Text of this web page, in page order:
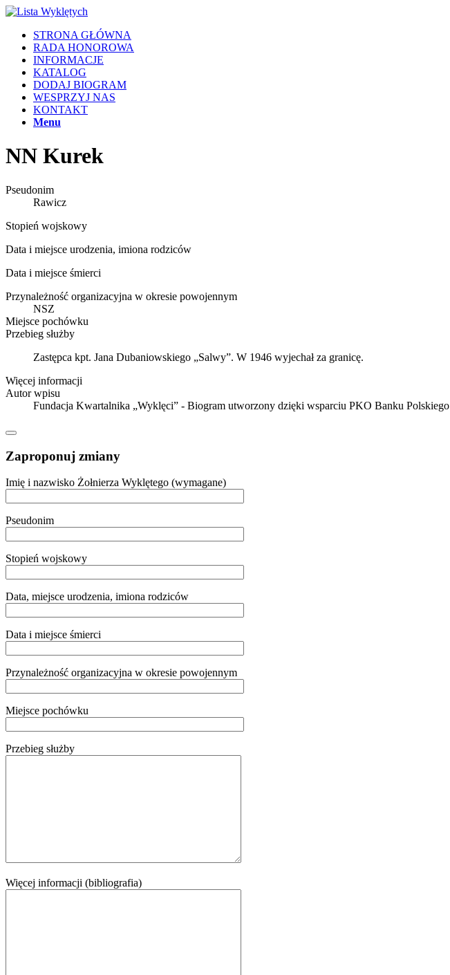
STRONA GŁÓWNA
RADA HONOROWA
INFORMACJE
KATALOG
DODAJ BIOGRAM
WESPRZYJ NAS
KONTAKT
Menu
NN Kurek
Pseudonim
Rawicz
Stopień wojskowy
Data i miejsce urodzenia, imiona rodziców
Data i miejsce śmierci
Przynależność organizacyjna w okresie powojennym
NSZ
Miejsce pochówku
Przebieg służby
Zastępca kpt. Jana Dubaniowskiego „Salwy”. W 1946 wyjechał za granicę.
Więcej informacji
Autor wpisu
Fundacja Kwartalnika „Wyklęci” - Biogram utworzony dzięki wsparciu PKO Banku Polskiego
Zaproponuj zmiany
Imię i nazwisko Żołnierza Wyklętego (wymagane)
Pseudonim
Stopień wojskowy
Data, miejsce urodzenia, imiona rodziców
Data i miejsce śmierci
Przynależność organizacyjna w okresie powojennym
Miejsce pochówku
Przebieg służby
Więcej informacji (bibliografia)